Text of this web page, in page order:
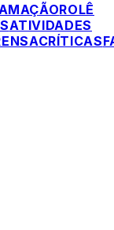
ROLÊ
ATIVIDADES
CRÍTICAS